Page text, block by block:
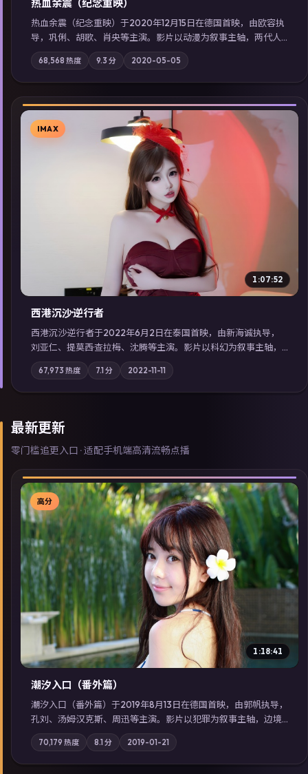
热血余震（纪念重映）
热血余震（纪念重映）于2020年12月15日在德国首映，由欧容执
导，巩俐、胡歌、肖央等主演。影片以动漫为叙事主轴，两代人
的执念在暴风雨夜正面相撞；摄影与配乐强化地域气质；站内亦
可通过「国产免费观看高清电视剧在线看」延展检索同类型高分
佳作，畅享高清在线追剧体验。
68,568 热度 9.3 分 2020-05-05
▶
IMAX
1:07:52
西港沉沙·逆行者
西港沉沙·逆行者于2022年6月2日在泰国首映，由新海诚执导，
刘亚仁、提莫西·查拉梅、沈腾等主演。影片以科幻为叙事主轴，
失踪人口档案牵出跨国灰色产业链；摄影与配乐强化地域气质；
站内亦可通过「国产免费观看高清电视剧在线看」延展检索同类
型高分佳作，畅享高清在线追剧体验。
67,973 热度 7.1分 2022-11-11
最新更新
零门槛追更入口 · 适配手机端高清流畅点播
▶
高分
1:18:41
潮汐入口（番外篇）
潮汐入口（番外篇）于2019年8月13日在德国首映，由郭帆执导，
孔刘、汤姆·汉克斯、周迅等主演。影片以犯罪为叙事主轴，边境
小镇的平静被一封匿名信彻底打破；摄影与配乐强化地域气质；
站内亦可通过「国产免费观看高清电视剧在线看」延展检索同类
型高分佳作，畅享高清在线追剧体验。
70,179 热度 8.1 分 2019-01-21